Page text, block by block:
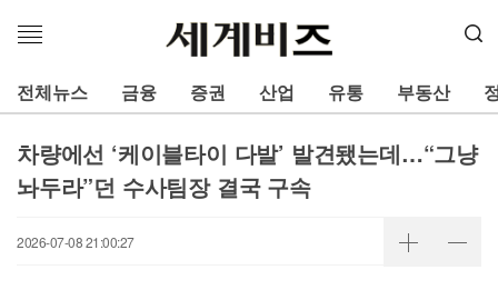
메
열
기
전체뉴스 금융 증권 산업 유통 부동산
차량에선 ‘케이블타이 다발’ 발견됐는데…“그냥
놔두라”던 수사팀장 결국 구속
2026-07-08 21:00:27